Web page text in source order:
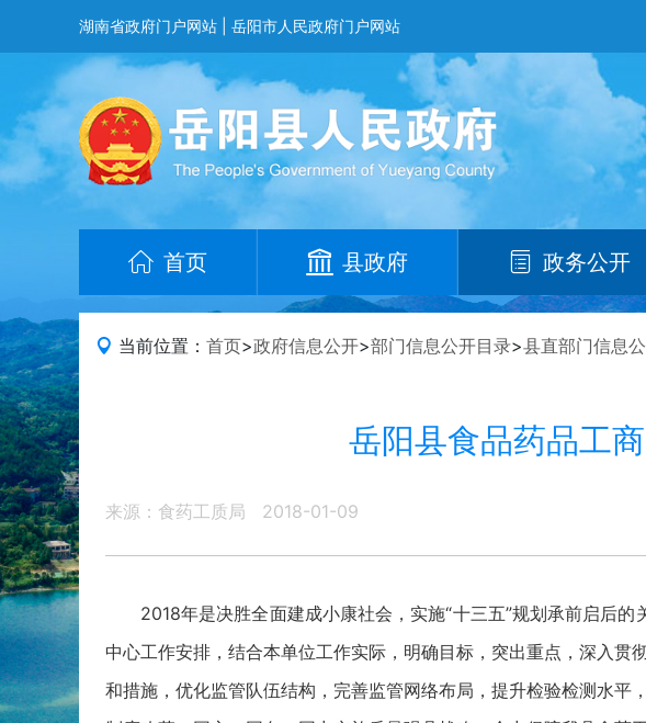
湖南省政府门户网站 岳阳市人民政府门户网站
首页 县政府 政务公开
当前位置： 首页>政府信息公开>部门信息公开目录>县直部门信息
岳阳县食品药品工
来源：食药工质局 2018-01-09
2018年是决胜全面建成小康社会，实施“十三五”规划承前启后
中心工作安排，结合本单位工作实际，明确目标，突出重点，深入
和措施，优化监管队伍结构，完善监管网络布局，提升检验检测水